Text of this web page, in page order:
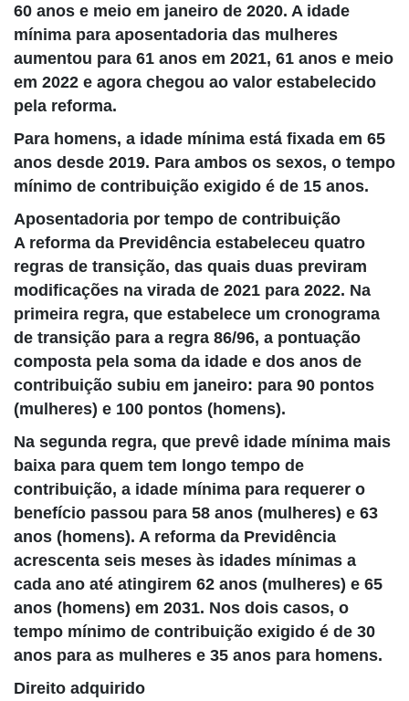
60 anos e meio em janeiro de 2020. A idade
mínima para aposentadoria das mulheres
aumentou para 61 anos em 2021, 61 anos e meio
em 2022 e agora chegou ao valor estabelecido
pela reforma.
Para homens, a idade mínima está fixada em 65
anos desde 2019. Para ambos os sexos, o tempo
mínimo de contribuição exigido é de 15 anos.
Aposentadoria por tempo de contribuição
A reforma da Previdência estabeleceu quatro
regras de transição, das quais duas previram
modificações na virada de 2021 para 2022. Na
primeira regra, que estabelece um cronograma
de transição para a regra 86/96, a pontuação
composta pela soma da idade e dos anos de
contribuição subiu em janeiro: para 90 pontos
(mulheres) e 100 pontos (homens).
Na segunda regra, que prevê idade mínima mais
baixa para quem tem longo tempo de
contribuição, a idade mínima para requerer o
benefício passou para 58 anos (mulheres) e 63
anos (homens). A reforma da Previdência
acrescenta seis meses às idades mínimas a
cada ano até atingirem 62 anos (mulheres) e 65
anos (homens) em 2031. Nos dois casos, o
tempo mínimo de contribuição exigido é de 30
anos para as mulheres e 35 anos para homens.
Direito adquirido